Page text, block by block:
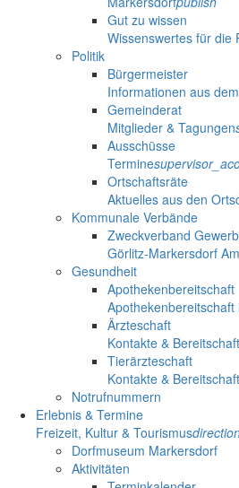
Gut zu wissen
Wissenswertes für die
Politik
Bürgermeister
Informationen aus
Gemeinderat
Mitglieder & Tagungen
Ausschüsse
Termine
Ortschaftsräte
Aktuelles aus den
Kommunale Verbände
Zweckverband
Görlitz-Markersdorf
Gesundheit
Apothekenbereitschaft
Apothekenbereitschaft
Ärzteschaft
Kontakte &
Tierärzteschaft
Kontakte &
Notrufnummern
Erlebnis & Termine
Freizeit, Kultur & Tourismus
Dorfmuseum Markersdorf
Aktivitäten